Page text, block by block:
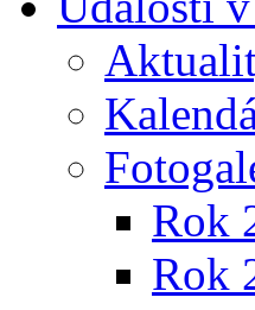
Rok
Rok